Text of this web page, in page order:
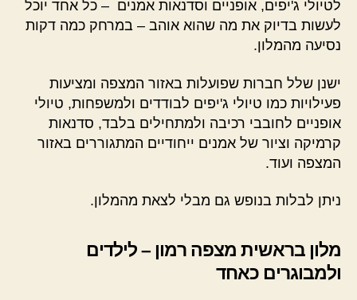
לטיולי ג'יפים, אופניים וסדנאות אמנים – כל אחד יוכל
לעשות בדיוק את מה שהוא אוהב – במרחק כמה דקות
נסיעה מהמלון.
ישנן שלל חברות שפועלות באזור המצפה ומציעות
פעילויות כמו טיולי ג'יפים לבודדים ולמשפחות, טיולי
אופניים לחובבי רכיבה ולמתחילים בלבד, סדנאות
קרמיקה וציור של אמנים ייחודיים המתגוררים באזור
המצפה ועוד.
ניתן לבלות בנופש גם מבלי לצאת מהמלון.
מלון בראשית מצפה רמון – לילדים
ולמבוגרים כאחד